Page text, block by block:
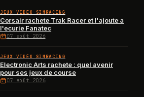
JEUX VIDÉO SIMRACING
Corsair rachete Trak Racer et l'ajoute a
l'ecurie Fanatec
07 août 2026
JEUX VIDÉO SIMRACING
Electronic Arts rachete : quel avenir
pour ses jeux de course
07 août 2026